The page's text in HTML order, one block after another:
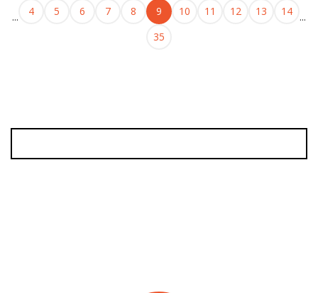
... 4 5 6 7 8 9 10 11 12 13 14 ...
35